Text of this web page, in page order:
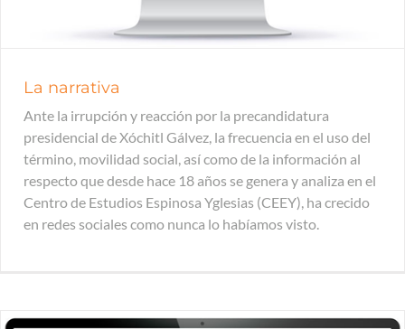
La narrativa
Ante la irrupción y reacción por la precandidatura
presidencial de Xóchitl Gálvez, la frecuencia en el uso del
término, movilidad social, así como de la información al
respecto que desde hace 18 años se genera y analiza en el
Centro de Estudios Espinosa Yglesias (CEEY), ha crecido
en redes sociales como nunca lo habíamos visto.